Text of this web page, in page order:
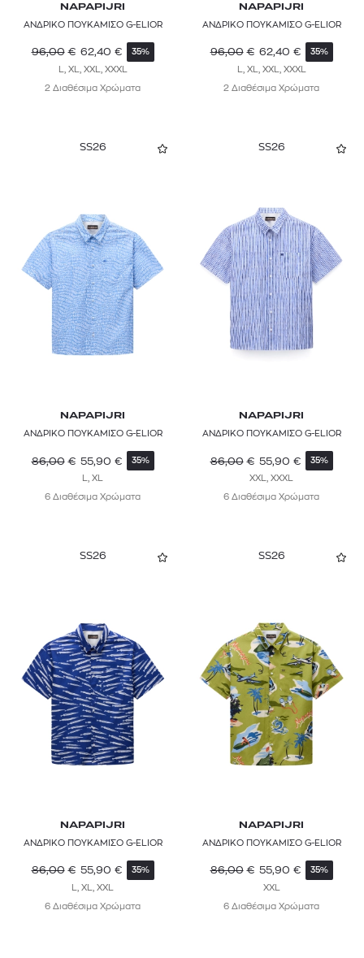
NAPAPIJRI
ΑΝΔΡΙΚΟ ΠΟΥΚΑΜΙΣΟ G-ELIOR
96,00 € 62,40 € 35%
L, XL, XXL, XXXL
2 Διαθέσιμα Χρώματα
NAPAPIJRI
ΑΝΔΡΙΚΟ ΠΟΥΚΑΜΙΣΟ G-ELIOR
96,00 € 62,40 € 35%
L, XL, XXL, XXXL
2 Διαθέσιμα Χρώματα
SS26
NAPAPIJRI
ΑΝΔΡΙΚΟ ΠΟΥΚΑΜΙΣΟ G-ELIOR
86,00 € 55,90 € 35%
L, XL
6 Διαθέσιμα Χρώματα
SS26
NAPAPIJRI
ΑΝΔΡΙΚΟ ΠΟΥΚΑΜΙΣΟ G-ELIOR
86,00 € 55,90 € 35%
XXL, XXXL
6 Διαθέσιμα Χρώματα
SS26
NAPAPIJRI
ΑΝΔΡΙΚΟ ΠΟΥΚΑΜΙΣΟ G-ELIOR
86,00 € 55,90 € 35%
L, XL, XXL
6 Διαθέσιμα Χρώματα
SS26
NAPAPIJRI
ΑΝΔΡΙΚΟ ΠΟΥΚΑΜΙΣΟ G-ELIOR
86,00 € 55,90 € 35%
XXL
6 Διαθέσιμα Χρώματα